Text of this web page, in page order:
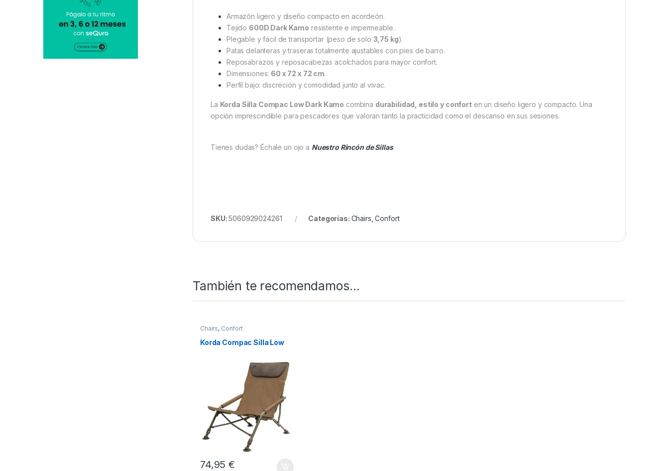
Armazón ligero y diseño compacto en acordeón.
Tejido 600D Dark Kamo resistente e impermeable.
Plegable y fácil de transportar (peso de solo 3,75 kg).
Patas delanteras y traseras totalmente ajustables con pies de barro.
Reposabrazos y reposacabezas acolchados para mayor confort.
Dimensiones: 60 x 72 x 72 cm.
Perfil bajo: discreción y comodidad junto al vivac.
La Korda Silla Compac Low Dark Kamo combina durabilidad, estilo y conforten un diseño ligero y compacto. Una
opción imprescindible para pescadores que valoran tanto la practicidad como el descanso en sus sesiones.
Tienes dudas? Échale un ojo a Nuestro Rincón de Sillas
SKU:5060929024261 Categorías: Chairs ,Confort
También te recomendamos…
Chairs, Confort
Korda Compac Silla Low
74,95€